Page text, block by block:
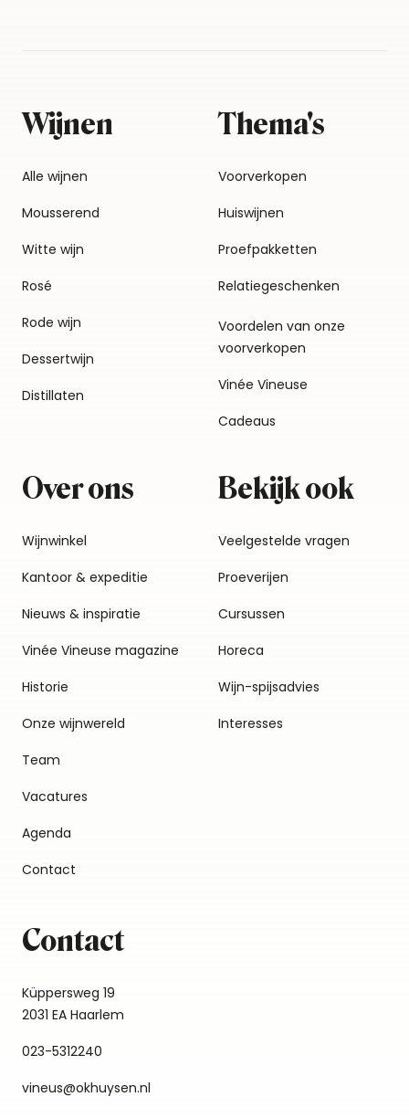
Wijnen
Alle wijnen
Mousserend
Witte wijn
Rosé
Rode wijn
Dessertwijn
Distillaten
Thema's
Voorverkopen
Huiswijnen
Proefpakketten
Relatiegeschenken
Voordelen van onze
voorverkopen
Vinée Vineuse
Cadeaus
Over ons
Wijnwinkel
Kantoor & expeditie
Nieuws & inspiratie
Vinée Vineuse magazine
Historie
Onze wijnwereld
Team
Vacatures
Agenda
Contact
Bekijk ook
Veelgestelde vragen
Proeverijen
Cursussen
Horeca
Wijn-spijsadvies
Interesses
Contact
Küppersweg 19
2031 EA Haarlem
023-5312240
vineus@okhuysen.nl